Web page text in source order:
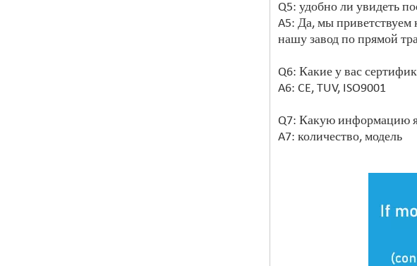
Q5: удобно ли увидеть
A5: Да, мы приветствуем
нашу завод по прямой
Q6: Какие у вас
A6: CE, TUV, ISO9001
Q7: Какую информацию
A7: количество, модель